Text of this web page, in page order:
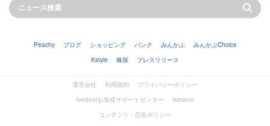
Peachy ブログ ショッピング バンク みんかぶ
みんかぶChoice
Kstyle
株探 プレスリリース
運営会社 利用規約
プライバシーポリシー
livedoorお客様サポートセンター
livedoor
コンテンツ・広告ポリシー